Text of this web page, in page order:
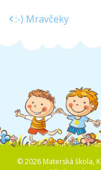
:-) Mravčeky
© 2026 Materská škola,